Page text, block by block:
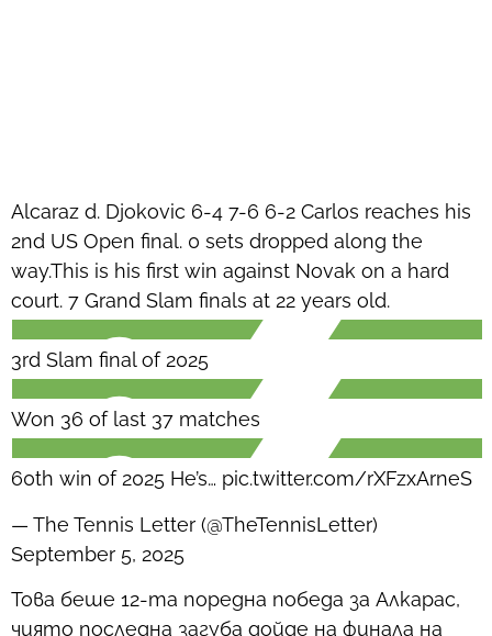
Alcaraz d. Djokovic 6-4 7-6 6-2 Carlos reaches his
2nd US Open final. 0 sets dropped along the
way.This is his first win against Novak on a hard
court. 7 Grand Slam finals at 22 years old.
3rd Slam final of 2025
Won 36 of last 37 matches
60th win of 2025 He’s… pic.twitter.com/rXFzxArneS
— The Tennis Letter (@TheTennisLetter)
September 5, 2025
Това беше 12-та поредна победа за Алкарас,
чиято последна загуба дойде на финала на